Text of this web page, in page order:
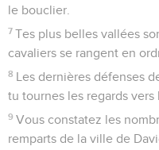
le bouclier.
7 Tes plus belles vallées
cavaliers se rangent en
8 Les dernières défenses
tu tournes les regards vers
9 Vous constatez les
remparts de la ville de